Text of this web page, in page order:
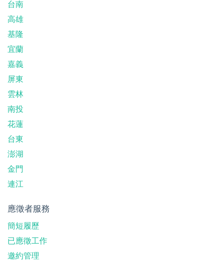
台南
高雄
基隆
宜蘭
嘉義
屏東
雲林
南投
花蓮
台東
澎湖
金門
連江
應徵者服務
簡短履歷
已應徵工作
邀約管理